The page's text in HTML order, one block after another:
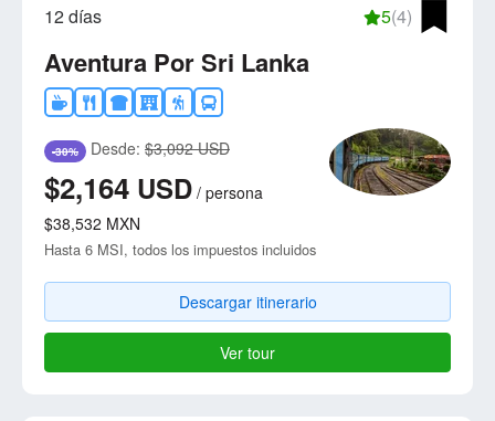
12 días 5(4)
Aventura Por Sri Lanka
-30% Desde: $3,092 USD
$2,164 USD / persona
$38,532 MXN
Hasta 6 MSI, todos los impuestos incluidos
Descargar itinerario
Ver tour